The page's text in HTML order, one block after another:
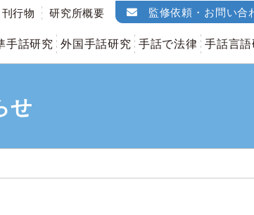
手話研究 外国手話研究 手話で法律 手話言
刊行物 研究所概要 監修依頼・お問い合
せ